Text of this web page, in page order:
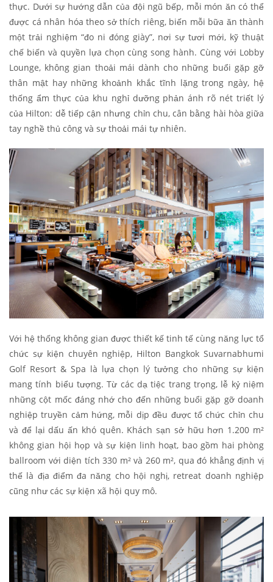
thực. Dưới sự hướng dẫn của đội ngũ bếp, mỗi món ăn có thể
được cá nhân hóa theo sở thích riêng, biến mỗi bữa ăn thành
một trải nghiệm “đo ni đóng giày”, nơi sự tươi mới, kỹ thuật
chế biến và quyền lựa chọn cùng song hành. Cùng với Lobby
Lounge, không gian thoải mái dành cho những buổi gặp gỡ
thân mật hay những khoảnh khắc tĩnh lặng trong ngày, hệ
thống ẩm thực của khu nghỉ dưỡng phản ánh rõ nét triết lý
của Hilton: dễ tiếp cận nhưng chỉn chu, cân bằng hài hòa giữa
tay nghề thủ công và sự thoải mái tự nhiên.
Với hệ thống không gian được thiết kế tinh tế cùng năng lực tổ
chức sự kiện chuyên nghiệp, Hilton Bangkok Suvarnabhumi
Golf Resort & Spa là lựa chọn lý tưởng cho những sự kiện
mang tính biểu tượng. Từ các dạ tiệc trang trọng, lễ kỷ niệm
những cột mốc đáng nhớ cho đến những buổi gặp gỡ doanh
nghiệp truyền cảm hứng, mỗi dịp đều được tổ chức chỉn chu
và để lại dấu ấn khó quên. Khách sạn sở hữu hơn 1.200 m²
không gian hội họp và sự kiện linh hoạt, bao gồm hai phòng
ballroom với diện tích 330 m² và 260 m², qua đó khẳng định vị
thế là địa điểm đa năng cho hội nghị, retreat doanh nghiệp
cũng như các sự kiện xã hội quy mô.